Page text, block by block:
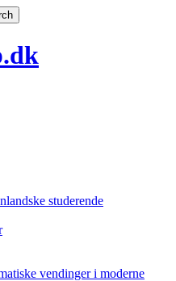
studerende
vendinger i moderne